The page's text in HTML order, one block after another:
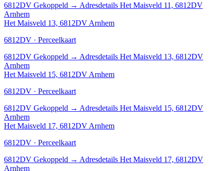
6812DV Gekoppeld → Adresdetails Het Maisveld 11, 6812DV
Arnhem
Het Maisveld 13, 6812DV Arnhem
6812DV · Perceelkaart
6812DV Gekoppeld → Adresdetails Het Maisveld 13, 6812DV
Arnhem
Het Maisveld 15, 6812DV Arnhem
6812DV · Perceelkaart
6812DV Gekoppeld → Adresdetails Het Maisveld 15, 6812DV
Arnhem
Het Maisveld 17, 6812DV Arnhem
6812DV · Perceelkaart
6812DV Gekoppeld → Adresdetails Het Maisveld 17, 6812DV
Arnhem